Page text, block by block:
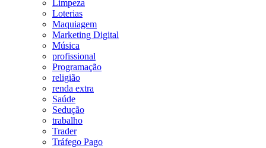
Limpeza
Loterias
Maquiagem
Marketing Digital
Música
profissional
Programação
religião
renda extra
Saúde
Sedução
trabalho
Trader
Tráfego Pago